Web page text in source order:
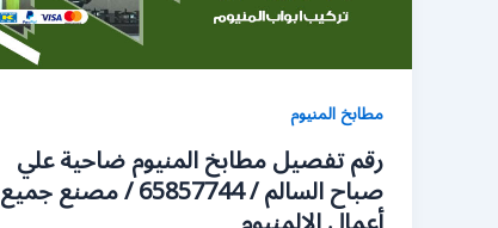
مطابخ المنيوم
رقم تفصيل مطابخ المنيوم ضاحية علي
صباح السالم / 65857744 / مصنع جميع